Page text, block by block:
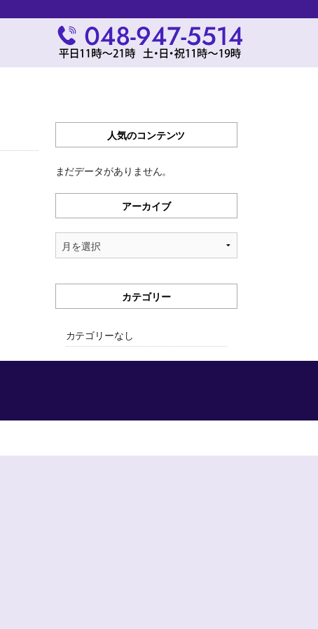
人気のコンテンツ
まだデータがありません。
アーカイブ
ア
ー
ブ
カテゴリー
カテゴリーなし